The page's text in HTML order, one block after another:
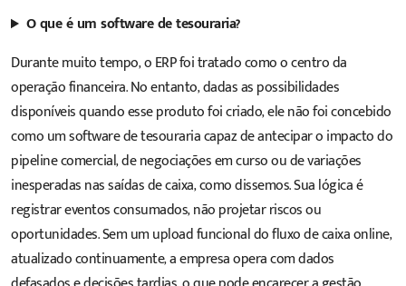
O que é um software de tesouraria?
Durante muito tempo, o ERP foi tratado como o centro da
operação financeira. No entanto, dadas as possibilidades
disponíveis quando esse produto foi criado, ele não foi concebido
como umsoftwarede tesouraria capaz de antecipar o impacto do
pipeline comercial, de negociações em curso ou de variações
inesperadas nas saídas de caixa, como dissemos. Sua lógica é
registrar eventos consumados, não projetar riscos ou
oportunidades. Sem um upload funcional do fluxo de caixa online,
atualizado continuamente, a empresa opera com dados